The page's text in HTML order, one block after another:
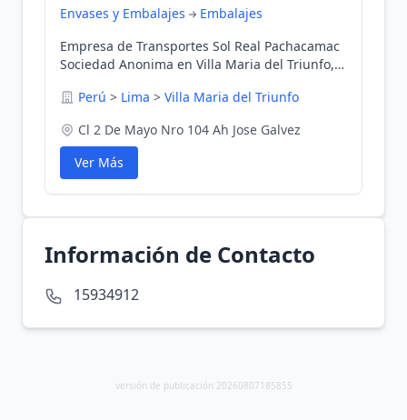
Envases y Embalajes
Embalajes
Empresa de Transportes Sol Real Pachacamac
Sociedad Anonima en Villa Maria del Triunfo,
Perú > Lima > Villa Maria del Triunfo
Cl 2 De Mayo Nro 104 Ah Jose Galvez
Ver Más
Información de Contacto
15934912
versión de publicación 20260807185855